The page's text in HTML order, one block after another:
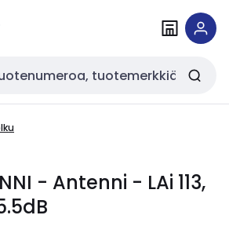
- Antenni - LAi 113,